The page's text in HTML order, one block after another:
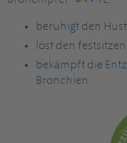
beruhigt den
löst den
bekämpft die
Bronchien